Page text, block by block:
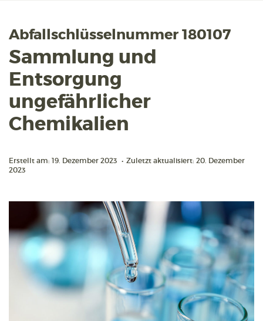
Abfallschlüsselnummer 180107
Sammlung und
Entsorgung
ungefährlicher
Chemikalien
Erstellt am: 19. Dezember 2023 • Zuletzt aktualisiert: 20. Dezember
2023